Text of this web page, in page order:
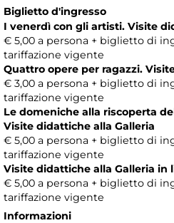
Biglietto d'ingresso
I venerdì con gli artisti. Visite
€ 5,00 a persona + biglietto di
tariffazione vigente
Quattro opere per ragazzi.
€ 3,00 a persona + biglietto di
tariffazione vigente
Le domeniche alla riscoperta
Visite didattiche alla Galleria
€ 5,00 a persona + biglietto di
tariffazione vigente
Visite didattiche alla Galleria in
€ 5,00 a persona + biglietto di
tariffazione vigente
Informazioni